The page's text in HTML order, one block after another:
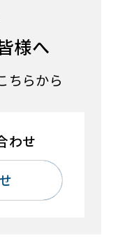
様へ
ちらから
わせ